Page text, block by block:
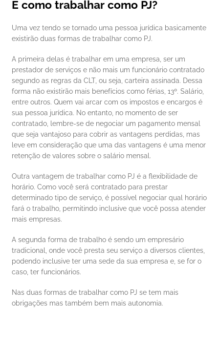
E como trabalhar como PJ?
Uma vez tendo se tornado uma pessoa jurídica basicamente
existirão duas formas de trabalhar como PJ.
A primeira delas é trabalhar em uma empresa, ser um
prestador de serviços e não mais um funcionário contratado
segundo as regras da CLT, ou seja, carteira assinada. Dessa
forma não existirão mais benefícios como férias, 13º. Salário,
entre outros. Quem vai arcar com os impostos e encargos é
sua pessoa jurídica. No entanto, no momento de ser
contratado, lembre-se de negociar um pagamento mensal
que seja vantajoso para cobrir as vantagens perdidas, mas
leve em consideração que uma das vantagens é uma menor
retenção de valores sobre o salário mensal.
Outra vantagem de trabalhar como PJ é a flexibilidade de
horário. Como você será contratado para prestar
determinado tipo de serviço, é possível negociar qual horário
fará o trabalho, permitindo inclusive que você possa atender
mais empresas.
A segunda forma de trabalho é sendo um empresário
tradicional, onde você presta seu serviço a diversos clientes,
podendo inclusive ter uma sede da sua empresa e, se for o
caso, ter funcionários.
Nas duas formas de trabalhar como PJ se tem mais
obrigações mas também bem mais autonomia.